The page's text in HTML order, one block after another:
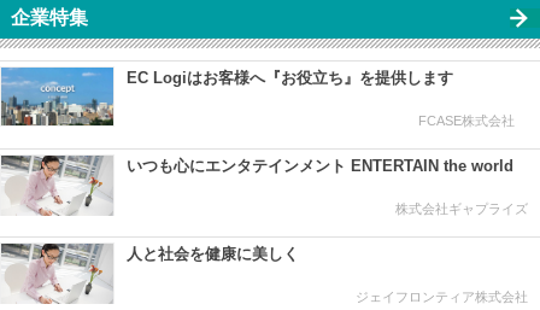
企業特集
EC Logiはお客様へ『お役立ち』を提供します
FCASE株式会社
いつも心にエンタテインメント ENTERTAIN the world
株式会社ギャプライズ
人と社会を健康に美しく
ジェイフロンティア株式会社